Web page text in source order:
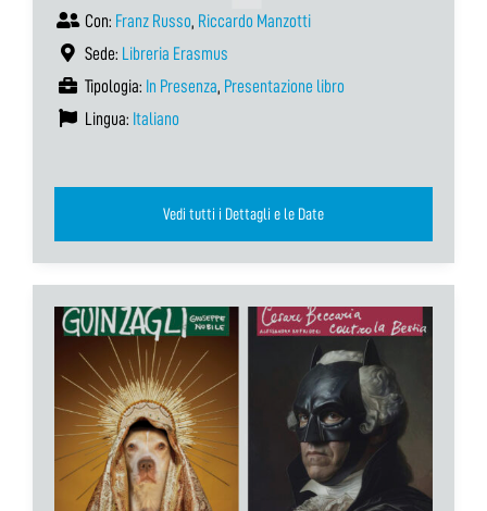
Con: Franz Russo, Riccardo Manzotti
Sede: Libreria Erasmus
Tipologia: In Presenza, Presentazione libro
Lingua: Italiano
Vedi tutti i Dettagli e le Date